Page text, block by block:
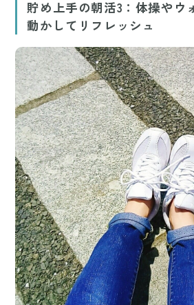
貯め上手の朝活3：体操やウ
動かしてリフレッシュ